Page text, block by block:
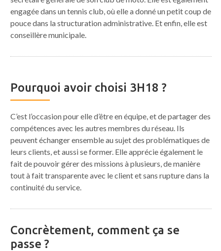
engagée dans un tennis club, où elle a donné un petit coup de
pouce dans la structuration administrative. Et enfin, elle est
conseillère municipale.
Pourquoi avoir choisi 3H18 ?
C’est l’occasion pour elle d’être en équipe, et de partager des
compétences avec les autres membres du réseau. Ils
peuvent échanger ensemble au sujet des problématiques de
leurs clients, et aussi se former. Elle apprécie également le
fait de pouvoir gérer des missions à plusieurs, de manière
tout à fait transparente avec le client et sans rupture dans la
continuité du service.
Concrètement, comment ça se
passe ?